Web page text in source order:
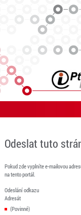
Odeslat tuto
Pokud zde vyplníte e-mailovou
na tento portál.
Odeslání odkazu
Adresát
(Povinné)